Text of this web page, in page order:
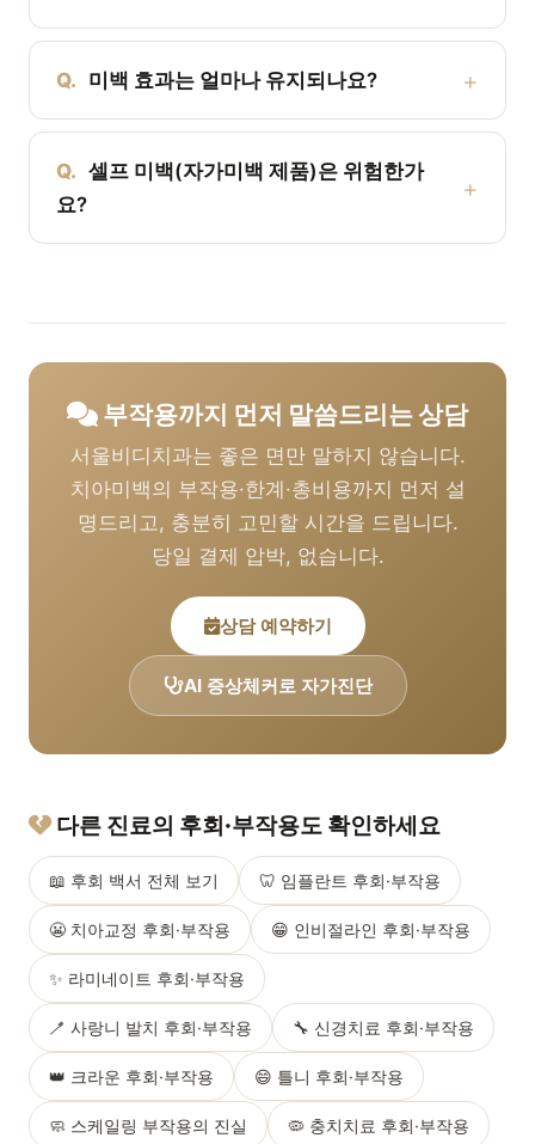
Q. 미백 효과는 얼마나 유지되나요?
Q. 셀프 미백(자가미백 제품)은 위험한가
요?
부작용까지 먼저 말씀드리는 상담
서울비디치과는 좋은 면만 말하지 않습니다.
치아미백의 부작용·한계·총비용까지 먼저 설
명드리고, 충분히 고민할 시간을 드립니다.
당일 결제 압박, 없습니다.
상담 예약하기
AI 증상체커로 자가진단
다른 진료의 후회·부작용도 확인하세요
📖 후회 백서 전체 보기 🦷 임플란트 후회·부작용
😬 치아교정 후회·부작용 😁 인비절라인 후회·부작용
✨ 라미네이트 후회·부작용
🪥 사랑니 발치 후회·부작용 🔧 신경치료 후회·부작용
👑 크라운 후회·부작용 😄 틀니 후회·부작용
🧼 스케일링 부작용의 진실 🦠 충치치료 후회·부작용